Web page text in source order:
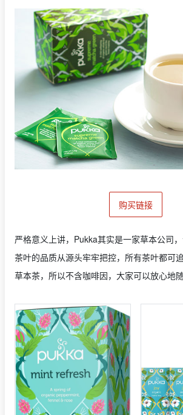
购买链接
严格意义上讲，Pukka其实是一家草本公司，
茶叶的品质从源头牢牢把控，所有茶叶都可
草本茶，所以不含咖啡因，大家可以放心地随